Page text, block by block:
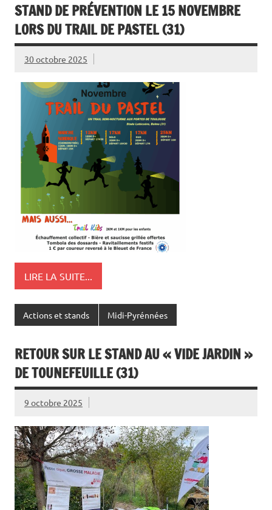
STAND DE PRÉVENTION LE 15 NOVEMBRE
LORS DU TRAIL DE PASTEL (31)
30 octobre 2025
LIRE LA SUITE...
Actions et stands Midi-Pyrénnées
RETOUR SUR LE STAND AU « VIDE JARDIN »
DE TOUNEFEUILLE (31)
9 octobre 2025